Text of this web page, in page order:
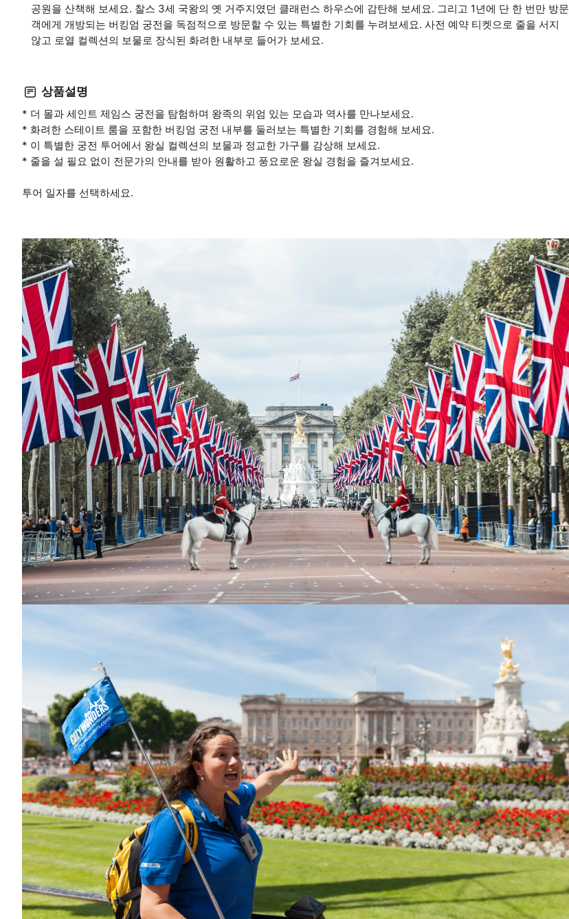
공원을 산책해 보세요. 찰스 3세 국왕의 옛 거주지였던 클래런스 하우스에 감탄해 보세요. 그리고 1년에 단 한 번만 방문
객에게 개방되는 버킹엄 궁전을 독점적으로 방문할 수 있는 특별한 기회를 누려보세요. 사전 예약 티켓으로 줄을 서지
않고 로열 컬렉션의 보물로 장식된 화려한 내부로 들어가 보세요.
상품설명
* 더 몰과 세인트 제임스 궁전을 탐험하며 왕족의 위엄 있는 모습과 역사를 만나보세요.
* 화려한 스테이트 룸을 포함한 버킹엄 궁전 내부를 둘러보는 특별한 기회를 경험해 보세요.
* 이 특별한 궁전 투어에서 왕실 컬렉션의 보물과 정교한 가구를 감상해 보세요.
* 줄을 설 필요 없이 전문가의 안내를 받아 원활하고 풍요로운 왕실 경험을 즐겨보세요.
투어 일자를 선택하세요.